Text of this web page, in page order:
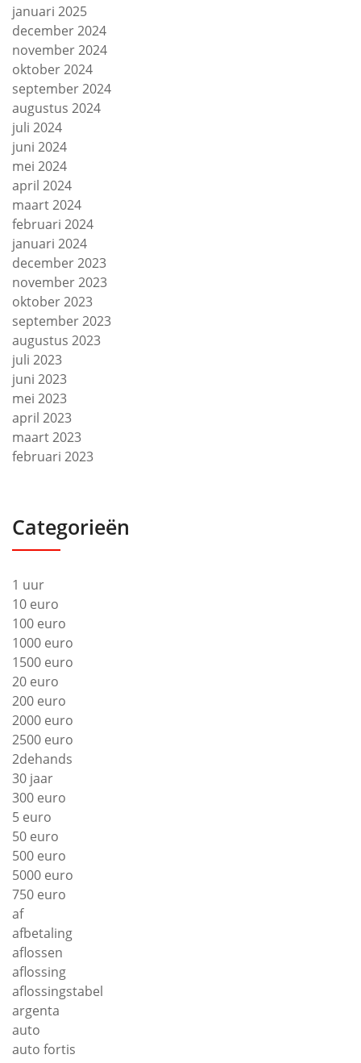
januari 2025
december 2024
november 2024
oktober 2024
september 2024
augustus 2024
juli 2024
juni 2024
mei 2024
april 2024
maart 2024
februari 2024
januari 2024
december 2023
november 2023
oktober 2023
september 2023
augustus 2023
juli 2023
juni 2023
mei 2023
april 2023
maart 2023
februari 2023
Categorieën
1 uur
10 euro
100 euro
1000 euro
1500 euro
20 euro
200 euro
2000 euro
2500 euro
2dehands
30 jaar
300 euro
5 euro
50 euro
500 euro
5000 euro
750 euro
af
afbetaling
aflossen
aflossing
aflossingstabel
argenta
auto
auto fortis